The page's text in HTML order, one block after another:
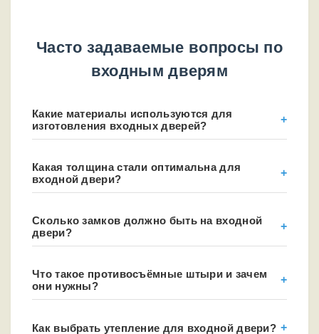
Часто задаваемые вопросы по
входным дверям
Какие материалы используются для
изготовления входных дверей?
Какая толщина стали оптимальна для
входной двери?
Сколько замков должно быть на входной
двери?
Что такое противосъёмные штыри и зачем
они нужны?
Как выбрать утепление для входной двери?